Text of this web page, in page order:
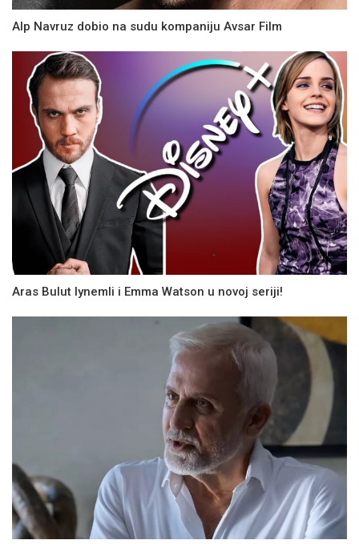
Alp Navruz dobio na sudu kompaniju Avsar Film
Aras Bulut Iynemli i Emma Watson u novoj seriji!